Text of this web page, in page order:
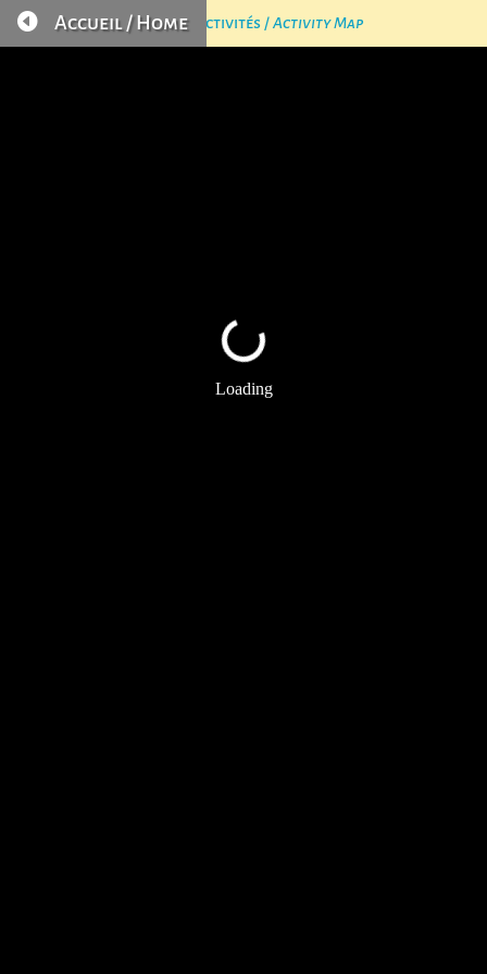
Carte des Activités /Activity Map
 Accueil / Home